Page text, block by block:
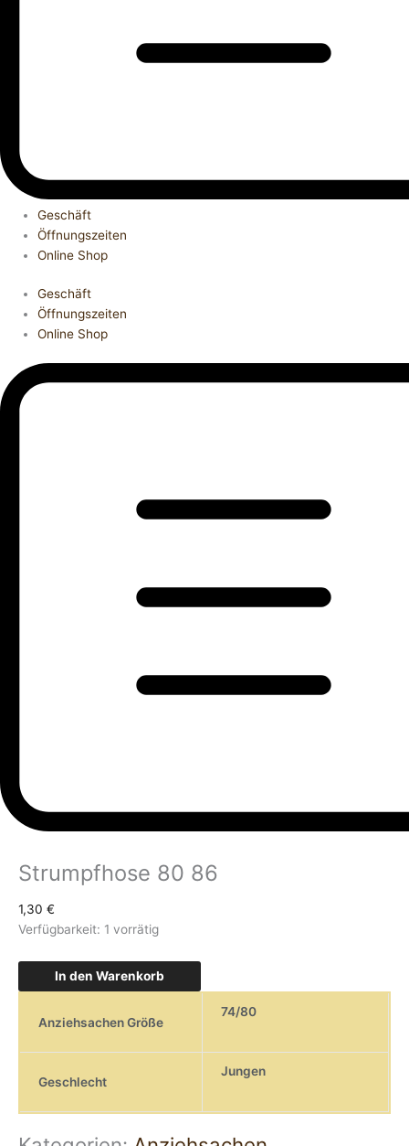
Geschäft
Öffnungszeiten
Online Shop
Geschäft
Öffnungszeiten
Online Shop
Strumpfhose 80 86
1,30 €
Verfügbarkeit: 1 vorrätig
In den Warenkorb
Anziehsachen Größe
74/80
Geschlecht
Jungen